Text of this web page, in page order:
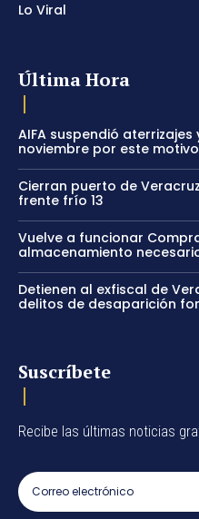
Lo Viral
Última Hora
AIFA suspendió aterrizajes
noviembre por este motivo
Cierran puerto de
frente frío 13
Vuelve a funcionar
almacenamiento
Detienen al exfiscal de
delitos de desaparición
Suscríbete
Recibe las últimas noticias